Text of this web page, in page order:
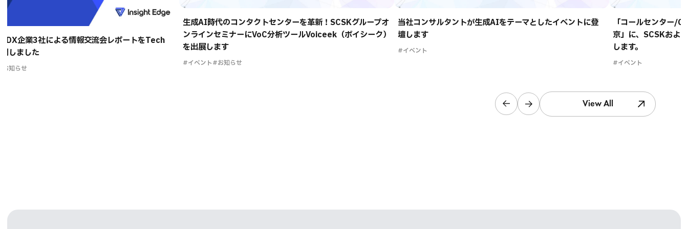
DX企業3社による情報交流会レポートをTech
しました
知らせ
生成AI時代のコンタクトセンターを革新！SCSKグループオ
ンラインセミナーにVoC分析ツールVoiceek（ボイシーク）
を出展します
#イベント#お知らせ
当社コンサルタントが生成AIをテーマとしたイベントに登
壇します
#イベント
「コールセンター/
京」に、SCSKおよ
します。
#イベント
View All